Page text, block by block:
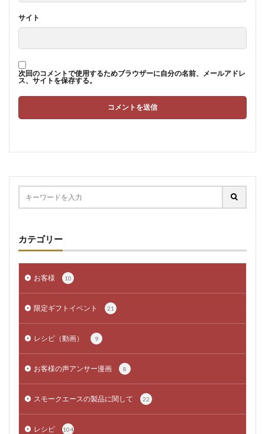
サイト
次回のコメントで使用するためブラウザーに自分の名前、メールアドレ
ス、サイトを保存する。
カテゴリー
お客様 10
限定ギフトイベント 21
レシピ（動画） 9
お客様の声アンサー漫画 8
スモークエースの製品に関して 22
レシピ 104